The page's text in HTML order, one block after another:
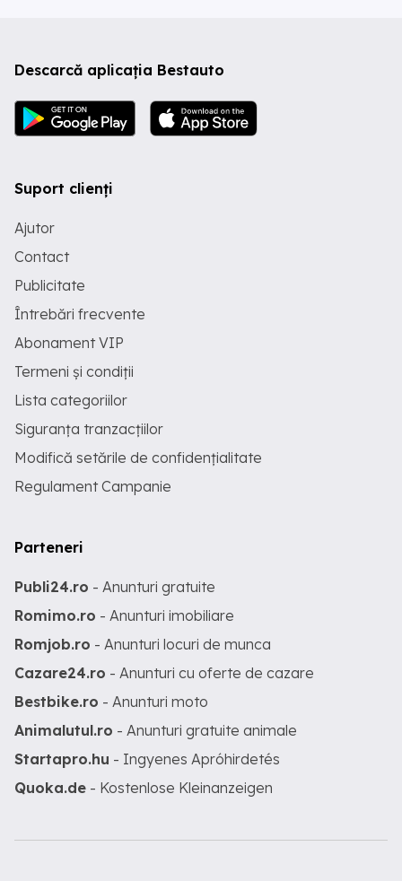
Descarcă aplicația Bestauto
Suport clienți
Ajutor
Contact
Publicitate
Întrebări frecvente
Abonament VIP
Termeni și condiții
Lista categoriilor
Siguranța tranzacțiilor
Modifică setările de confidențialitate
Regulament Campanie
Parteneri
Publi24.ro - Anunturi gratuite
Romimo.ro - Anunturi imobiliare
Romjob.ro - Anunturi locuri de munca
Cazare24.ro - Anunturi cu oferte de cazare
Bestbike.ro - Anunturi moto
Animalutul.ro - Anunturi gratuite animale
Startapro.hu - Ingyenes Apróhirdetés
Quoka.de - Kostenlose Kleinanzeigen